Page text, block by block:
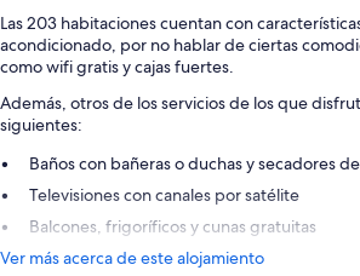
Las 203 habitaciones cuentan con
acondicionado, por no hablar de ciertas
como wifi gratis y cajas fuertes.
Además, otros de los servicios de los que
siguientes:
Baños con bañeras o duchas y secadores
Televisiones con canales por satélite
Balcones, frigoríficos y cunas gratuitas
Ver más acerca de este alojamiento